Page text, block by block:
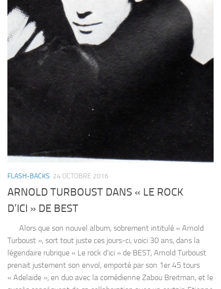
FLASH-BACKS 24 OCTOBRE 2016
ARNOLD TURBOUST DANS « LE ROCK
D’ICI » DE BEST
Alors que son nouvel album, sobrement intitulé « Arnold
Turboust », sort tout juste ces jours-ci, voici 30 ans, dans la
légendaire rubrique « Le rock d’ici » de BEST, Arnold Turboust
prenait justement son envol, emporté par son 1er 45 tours
« Adelaïde », en duo avec la comédienne Zabou Breitman, et le